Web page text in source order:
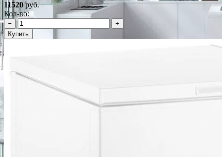
11520руб.
Кол-во:
−
+
Купить